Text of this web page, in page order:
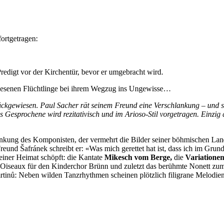
vor der Kirchentür, bevor er umgebracht wird.
Flüchtlinge bei ihrem Wegzug ins Ungewisse…
Paul Sacher rät seinem Freund eine Verschlankung – und
wird rezitativisch und im Arioso-Stil vorgetragen. Einzig
des Komponisten, der vermehrt die Bilder seiner böhmischen
Šafránek schreibt er: «Was mich gerettet hat ist, dass ich im
Heimat schöpft: die Kantate Mikesch vom Berge, die
für den Kinderchor Brünn und zuletzt das berühmte Nonett
Neben wilden Tanzrhythmen scheinen plötzlich filigrane